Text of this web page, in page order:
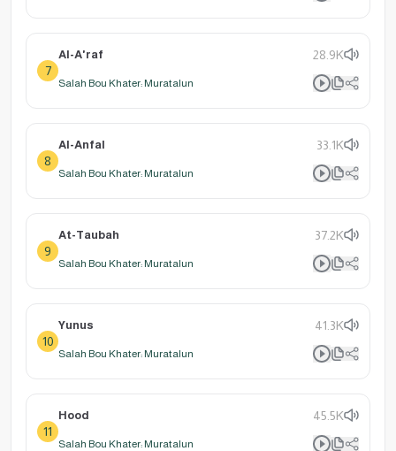
7
Al-A'raf 28.9K
Salah Bou Khater: Muratalun
8
Al-Anfal 33.1K
Salah Bou Khater: Muratalun
9
At-Taubah 37.2K
Salah Bou Khater: Muratalun
10
Yunus 41.3K
Salah Bou Khater: Muratalun
11
Hood 45.5K
Salah Bou Khater: Muratalun